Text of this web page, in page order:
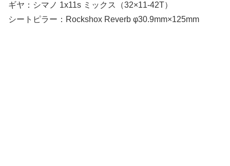
ギヤ：シマノ 1x11s ミックス（32×11-42T）
シートピラー：Rockshox Reverb φ30.9mm×125mm